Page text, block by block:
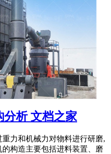
分析 文档之家
力和机械力对物料进行研磨,
构造主要包括进料装置、磨